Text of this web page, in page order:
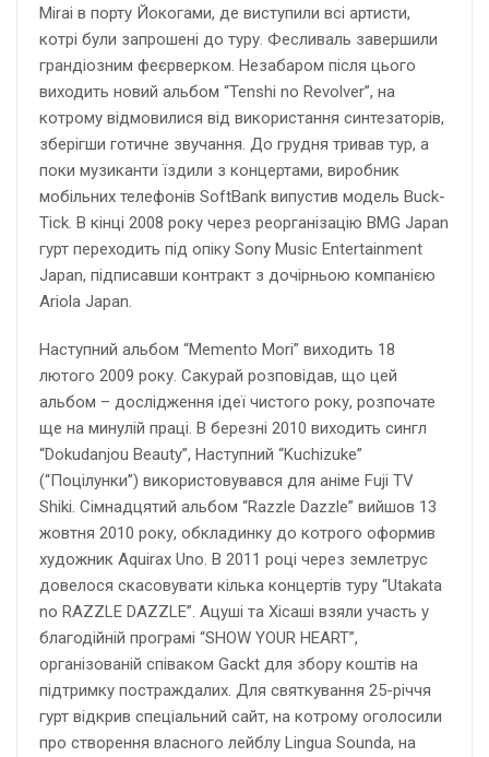
Mirai в порту Йокогами, де виступили всі артисти,
котрі були запрошені до туру. Фесливаль завершили
грандіозним феєрверком. Незабаром після цього
виходить новий альбом “Tenshi no Revolver”, на
котрому відмовилися від використання синтезаторів,
зберігши готичне звучання. До грудня тривав тур, а
поки музиканти їздили з концертами, виробник
мобільних телефонів SoftBank випустив модель Buck-
Tick. В кінці 2008 року через реорганізацію BMG Japan
гурт переходить під опіку Sony Music Entertainment
Japan, підписавши контракт з дочірньою компанією
Ariola Japan.
Наступний альбом “Memento Mori” виходить 18
лютого 2009 року. Сакурай розповідав, що цей
альбом – дослідження ідеї чистого року, розпочате
ще на минулій праці. В березні 2010 виходить сингл
“Dokudanjou Beauty”, Наступний “Kuchizuke”
(“Поцілунки”) використовувався для аніме Fuji TV
Shiki. Сімнадцятий альбом “Razzle Dazzle” вийшов 13
жовтня 2010 року, обкладинку до котрого оформив
художник Aquirax Uno. В 2011 році через землетрус
довелося скасовувати кілька концертів туру “Utakata
no RAZZLE DAZZLE”. Ацуші та Хісаші взяли участь у
благодійній програмі “SHOW YOUR HEART”,
організованій співаком Gackt для збору коштів на
підтримку постраждалих. Для святкування 25-річчя
гурт відкрив спеціальний сайт, на котрому оголосили
про створення власного лейблу Lingua Sounda, на